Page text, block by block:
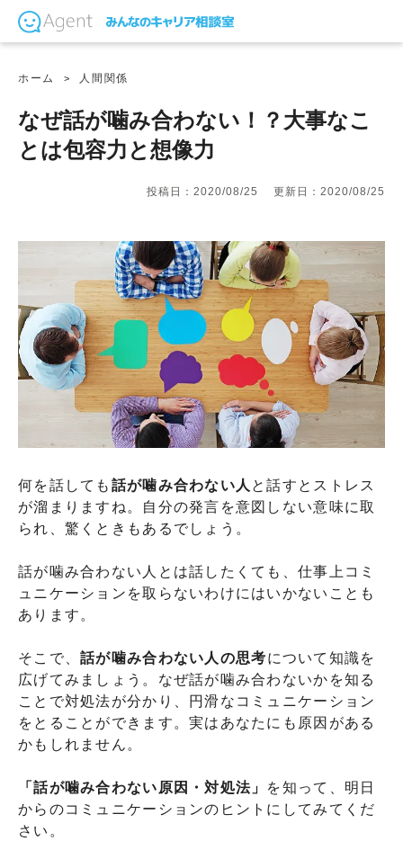
ホーム 人間関係
なぜ話が噛み合わない！？大事なこ
とは包容力と想像力
投稿日：2020/08/25 更新日：2020/08/25
何を話しても 話が噛み合わない人 と話すとストレス
が溜まりますね。自分の発言を意図しない意味に取
られ、驚くときもあるでしょう。
話が噛み合わない人とは話したくても、仕事上コミ
ュニケーションを取らないわけにはいかないことも
あります。
そこで、話が噛み合わない人の思考について知識を
広げてみましょう。なぜ話が噛み合わないかを知る
ことで対処法が分かり、円滑なコミュニケーション
をとることができます。実はあなたにも原因がある
かもしれません。
「話が噛み合わない原因・対処法」 を知って、明日
からのコミュニケーションのヒントにしてみてくだ
さい。